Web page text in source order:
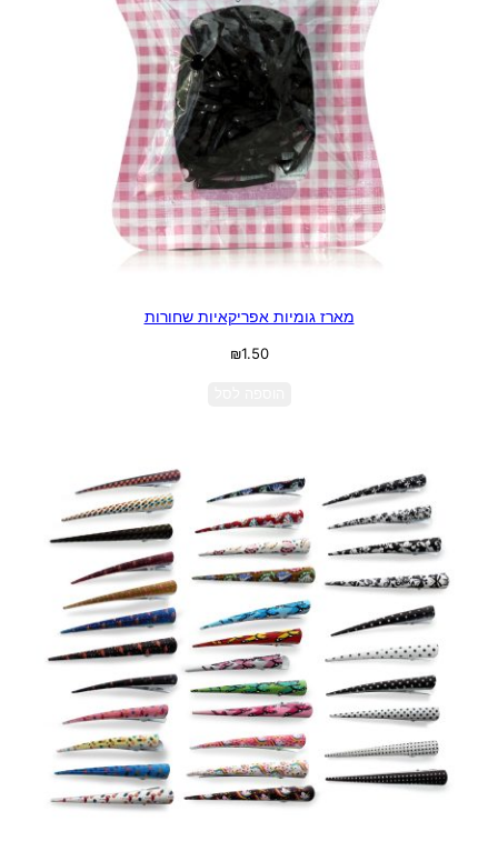
מארז גומיות אפריקאיות שחורות
₪1.50